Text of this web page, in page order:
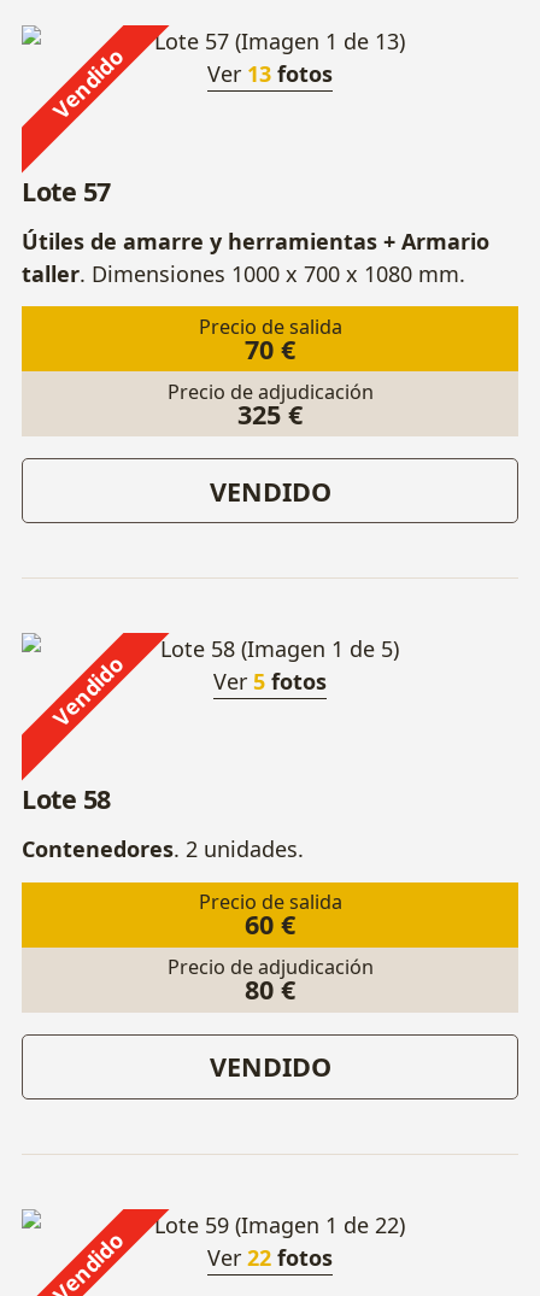
Vendido Ver 13 fotos
Lote 57
Útiles de amarre y herramientas + Armario
taller. Dimensiones 1000 x 700 x 1080 mm.
Precio de salida
70 €
Precio de adjudicación
325 €
VENDIDO
Vendido Ver 5 fotos
Lote 58
Contenedores. 2 unidades.
Precio de salida
60 €
Precio de adjudicación
80 €
VENDIDO
Vendido Ver 22 fotos